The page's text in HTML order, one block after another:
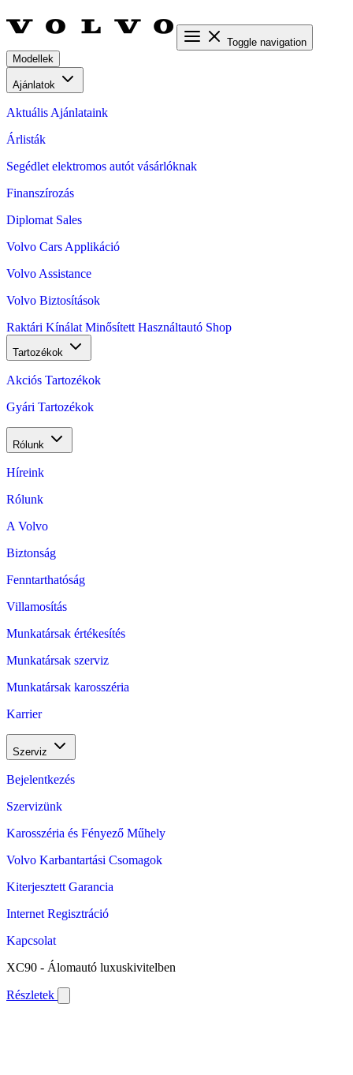
Toggle navigation
Modellek
Ajánlatok
Aktuális Ajánlataink
Árlisták
Segédlet elektromos autót vásárlóknak
Finanszírozás
Diplomat Sales
Volvo Cars Applikáció
Volvo Assistance
Volvo Biztosítások
Raktári Kínálat Minősített Használtautó Shop
Tartozékok
Akciós Tartozékok
Gyári Tartozékok
Rólunk
Híreink
Rólunk
A Volvo
Biztonság
Fenntarthatóság
Villamosítás
Munkatársak értékesítés
Munkatársak szerviz
Munkatársak karosszéria
Karrier
Szerviz
Bejelentkezés
Szervizünk
Karosszéria és Fényező Műhely
Volvo Karbantartási Csomagok
Kiterjesztett Garancia
Internet Regisztráció
Kapcsolat
XC90 - Álomautó luxuskivitelben
Részletek